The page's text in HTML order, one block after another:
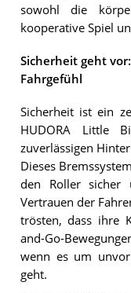
sowohl die
kooperative Spiel
Sicherheit geht
Fahrgefühl
Sicherheit ist ein
HUDORA Little
zuverlässigen
Dieses
den Roller sicher
Vertrauen der
trösten, dass ihre
and-Go-
wenn es um
geht.